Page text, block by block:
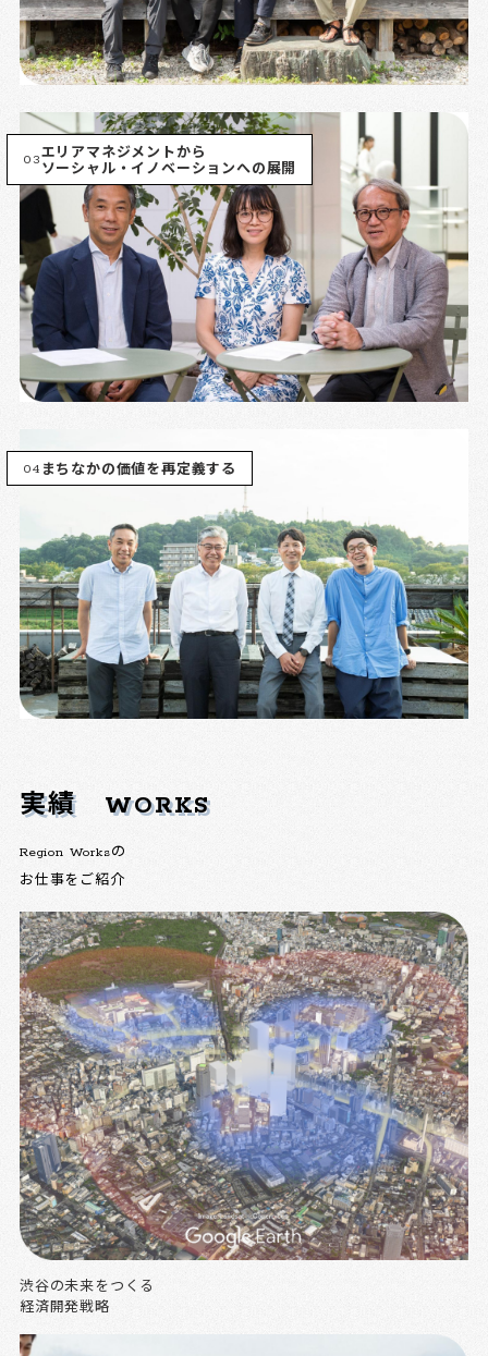
03エリアマネジメントから
ソーシャル・イノベーションへの展開
04 まちなかの価値を再定義する
実績 WORKS
Region Worksの
お仕事をご紹介
渋谷の未来をつくる
経済開発戦略